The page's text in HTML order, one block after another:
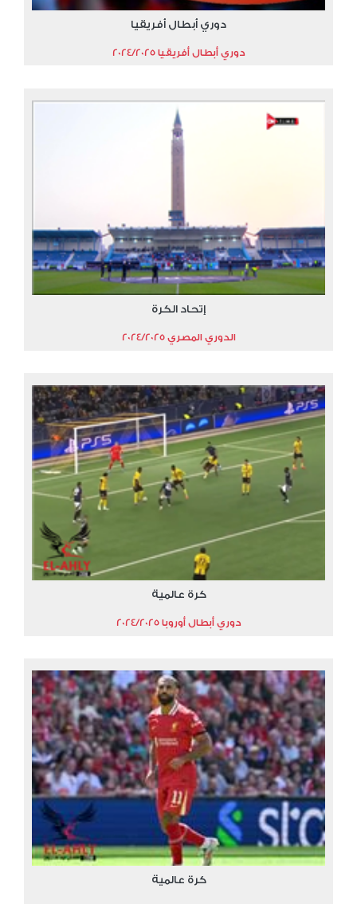
دوري أبطال أفريقيا
دوري أبطال أفريقيا 2024/2025
إتحاد الكرة
الدوري المصري 2024/2025
كرة عالمية
دوري أبطال أوروبا 2024/2025
كرة عالمية